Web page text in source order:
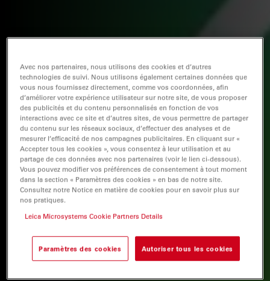
Avec nos partenaires, nous utilisons des cookies et d’autres
technologies de suivi. Nous utilisons également certaines données que
vous nous fournissez directement, comme vos coordonnées, afin
d’améliorer votre expérience utilisateur sur notre site, de vous proposer
des publicités et du contenu personnalisés en fonction de vos
interactions avec ce site et d’autres sites, de vous permettre de partager
du contenu sur les réseaux sociaux, d’effectuer des analyses et de
mesurer l’efficacité de nos campagnes publicitaires. En cliquant sur «
Accepter tous les cookies », vous consentez à leur utilisation et au
partage de ces données avec nos partenaires (voir le lien ci-dessous).
Vous pouvez modifier vos préférences de consentement à tout moment
dans la section « Paramètres des cookies » en bas de notre site.
Consultez notre Notice en matière de cookies pour en savoir plus sur
nos pratiques.
Leica Microsystems Cookie Partners Details
Paramètres des cookies Autoriser tous les cookies